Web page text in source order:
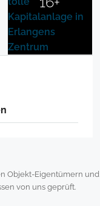
Objekt-Eigentümern und
von uns geprüft.